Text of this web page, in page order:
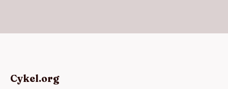
Cykel.org